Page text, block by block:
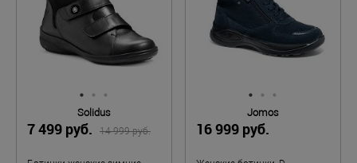
Solidus
7 499 руб. 14 999 руб.
Jomos
16 999 руб.